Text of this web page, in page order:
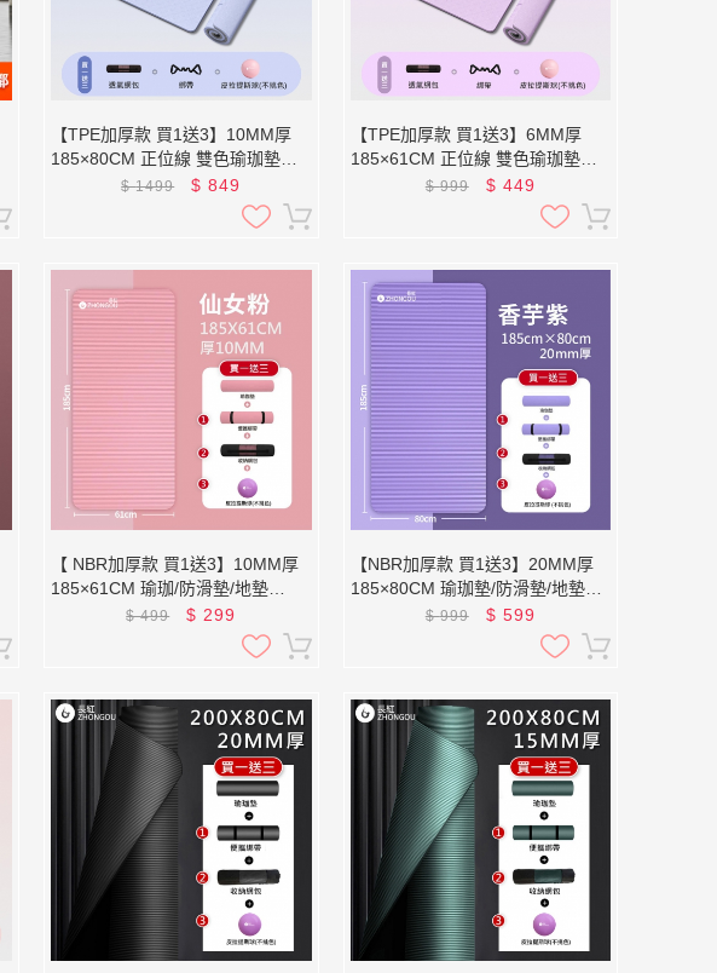
【TPE加厚款 買1送3】10MM厚
185×80CM 正位線 雙色瑜珈墊
XFE-TP18 (贈綁帶、背袋、直徑
$1499 $849
【TPE加厚款 買1送3】6MM厚
185×61CM 正位線 雙色瑜珈墊
XFE-TP68 (贈綁帶、背袋、直徑$999 $ 449
【 NBR加厚款 買1送3】10MM厚
185×61CM 瑜珈/防滑墊/地墊
XFE-YG16$499 $299
【NBR加厚款 買1送3】20MM厚
185×80CM 瑜珈墊/防滑墊/地墊
XFE-YG28 (贈綁帶、背袋、直徑
$999 $ 599